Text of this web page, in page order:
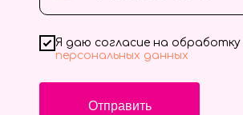
Я даю согласие на обработку
персональных данных
Отправить